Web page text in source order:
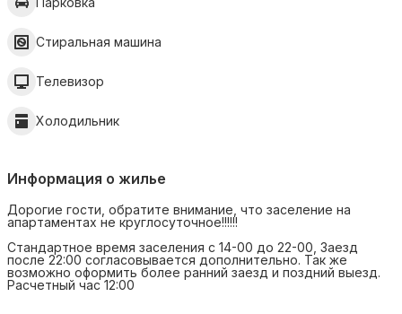
Стиральная машина
Телевизор
Холодильник
Информация о жилье
Дорогие гости, обратите внимание, что заселение на
апартаментах не круглосуточное!!!!!!
Стандартное время заселения с 14-00 до 22-00, Заезд
после 22:00 согласовывается дополнительно. Так же
возможно оформить более ранний заезд и поздний выезд.
Расчетный час 12:00